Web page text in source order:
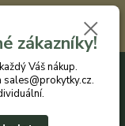
každý nákup. Máte-li
Po jeho ověření
registraci →
0ks
zákazníky!
Váš nákup.
sales@prokytky.cz.